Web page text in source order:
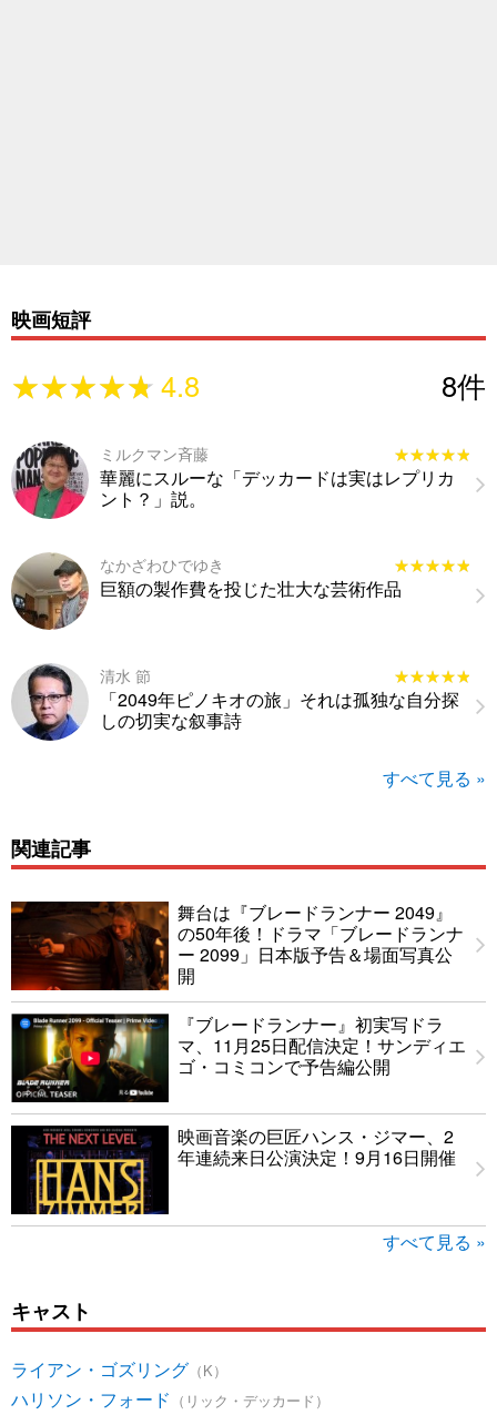
映画短評
★★★★★
★★★★★4.8 8件
ミルクマン斉藤 ★★★★★
★★★★★
華麗にスルーな「デッカードは実はレプリカ
ント？」説。
なかざわひでゆき ★★★★★
★★★★★
巨額の製作費を投じた壮大な芸術作品
清水 節 ★★★★★
★★★★★
「2049年ピノキオの旅」それは孤独な自分探
しの切実な叙事詩
すべて見る »
関連記事
舞台は『ブレードランナー 2049』
の50年後！ドラマ「ブレードランナ
ー 2099」日本版予告＆場面写真公
開
『ブレードランナー』初実写ドラ
マ、11月25日配信決定！サンディエ
ゴ・コミコンで予告編公開
映画音楽の巨匠ハンス・ジマー、2
年連続来日公演決定！9月16日開催
すべて見る »
キャスト
ライアン・ゴズリング （K）
ハリソン・フォード （リック・デッカード）